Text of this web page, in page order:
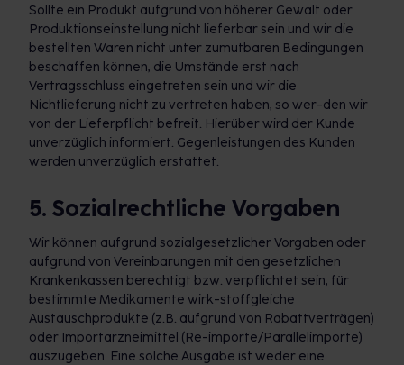
Sollte ein Produkt aufgrund von höherer Gewalt oder
Produktionseinstellung nicht lieferbar sein und wir die
bestellten Waren nicht unter zumutbaren Bedingungen
beschaffen können, die Umstände erst nach
Vertragsschluss eingetreten sein und wir die
Nichtlieferung nicht zu vertreten haben, so wer-den wir
von der Lieferpflicht befreit. Hierüber wird der Kunde
unverzüglich informiert. Gegenleistungen des Kunden
werden unverzüglich erstattet.
5. Sozialrechtliche Vorgaben
Wir können aufgrund sozialgesetzlicher Vorgaben oder
aufgrund von Vereinbarungen mit den gesetzlichen
Krankenkassen berechtigt bzw. verpflichtet sein, für
bestimmte Medikamente wirk-stoffgleiche
Austauschprodukte (z.B. aufgrund von Rabattverträgen)
oder Importarzneimittel (Re-importe/Parallelimporte)
auszugeben. Eine solche Ausgabe ist weder eine